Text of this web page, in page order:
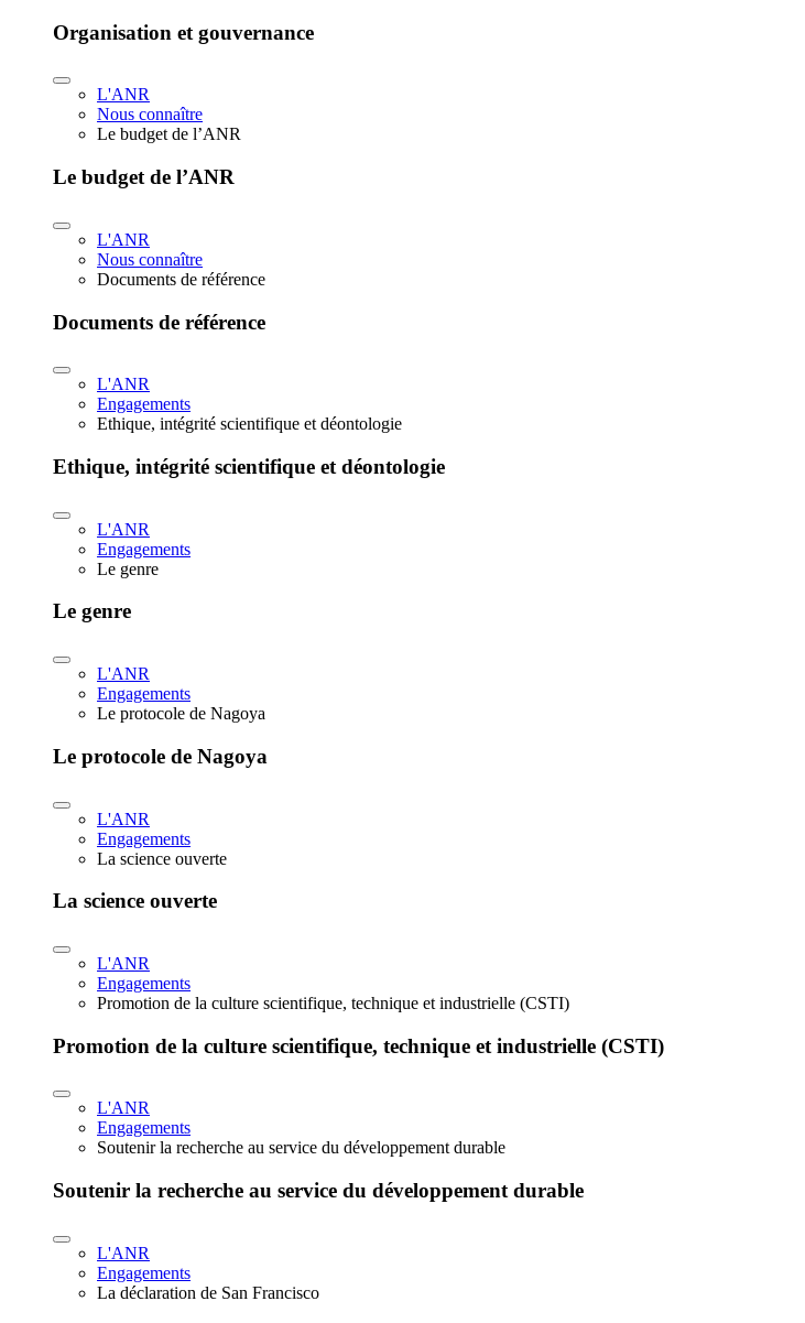
Organisation et gouvernance
L'ANR
Nous connaître
Le budget de l’ANR
Le budget de l’ANR
L'ANR
Nous connaître
Documents de référence
Documents de référence
L'ANR
Engagements
Ethique, intégrité scientifique et déontologie
Ethique, intégrité scientifique et déontologie
L'ANR
Engagements
Le genre
Le genre
L'ANR
Engagements
Le protocole de Nagoya
Le protocole de Nagoya
L'ANR
Engagements
La science ouverte
La science ouverte
L'ANR
Engagements
Promotion de la culture scientifique, technique et industrielle (CSTI)
Promotion de la culture scientifique, technique et industrielle (CSTI)
L'ANR
Engagements
Soutenir la recherche au service du développement durable
Soutenir la recherche au service du développement durable
L'ANR
Engagements
La déclaration de San Francisco